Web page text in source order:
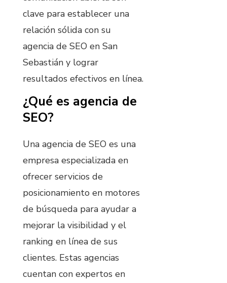
clave para establecer una
relación sólida con su
agencia de SEO en San
Sebastián y lograr
resultados efectivos en línea.
¿Qué es agencia de
SEO?
Una agencia de SEO es una
empresa especializada en
ofrecer servicios de
posicionamiento en motores
de búsqueda para ayudar a
mejorar la visibilidad y el
ranking en línea de sus
clientes. Estas agencias
cuentan con expertos en